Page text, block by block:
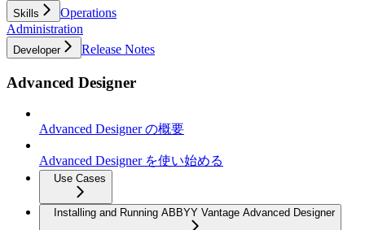
Skills
Operations
Administration
Developer Release Notes
Advanced Designer
Advanced Designer の概要
Advanced Designer を使い始める
Use Cases
Installing and Running ABBYY Vantage Advanced Designer